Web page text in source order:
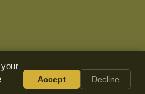
Accept Decline